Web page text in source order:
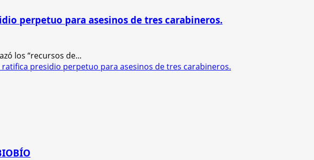
perpetuo para asesinos de tres carabineros.
los “recursos de...
presidio perpetuo para asesinos de tres carabineros.